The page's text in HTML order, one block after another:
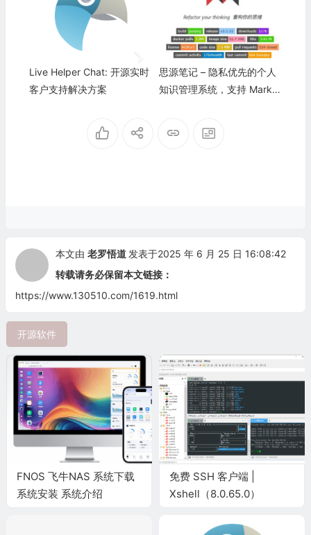
Live Helper Chat: 开源实时
客户支持解决方案
思源笔记 – 隐私优先的个人
知识管理系统，支持 Markd
本文由 老罗悟道 发表于2025 年 6 月 25 日 16:08:42
转载请务必保留本文链接：
https://www.130510.com/1619.html
开源软件
FNOS 飞牛NAS 系统下载
系统安装 系统介绍
免费 SSH 客户端 ‌|
Xshell（8.0.65.0）